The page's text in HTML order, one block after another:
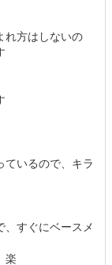
れ方はしないの
ているので、キラ
、すぐにベースメ
楽